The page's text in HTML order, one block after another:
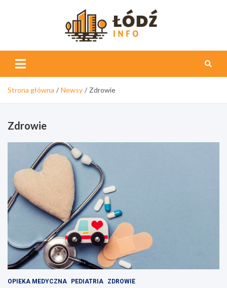
Info
Strona główna Newsy Zdrowie
Zdrowie
OPIEKA MEDYCZNA PEDIATRIA ZDROWIE